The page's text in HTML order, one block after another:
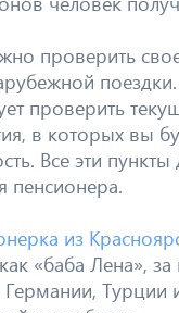
проверить
проверить
в которых вы
Все эти
пенсионера.
из
«баба Лена»,
Турции